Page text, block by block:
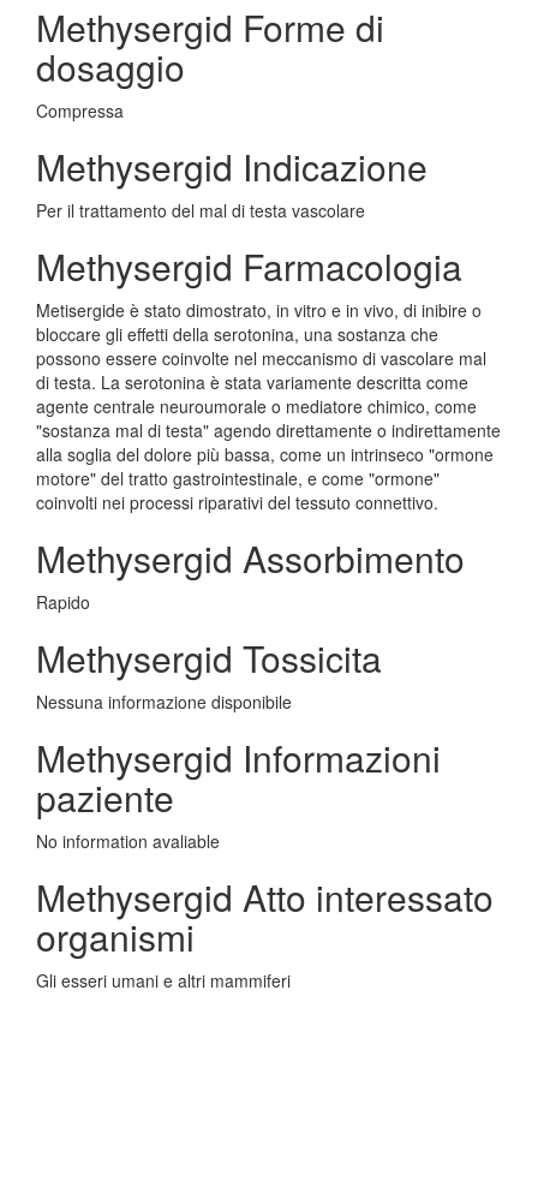
Methysergid Forme di
dosaggio
Compressa
Methysergid Indicazione
Per il trattamento del mal di testa vascolare
Methysergid Farmacologia
Metisergide è stato dimostrato, in vitro e in vivo, di inibire o
bloccare gli effetti della serotonina, una sostanza che
possono essere coinvolte nel meccanismo di vascolare mal
di testa. La serotonina è stata variamente descritta come
agente centrale neuroumorale o mediatore chimico, come
"sostanza mal di testa" agendo direttamente o indirettamente
alla soglia del dolore più bassa, come un intrinseco "ormone
motore" del tratto gastrointestinale, e come "ormone"
coinvolti nei processi riparativi del tessuto connettivo.
Methysergid Assorbimento
Rapido
Methysergid Tossicita
Nessuna informazione disponibile
Methysergid Informazioni
paziente
No information avaliable
Methysergid Atto interessato
organismi
Gli esseri umani e altri mammiferi